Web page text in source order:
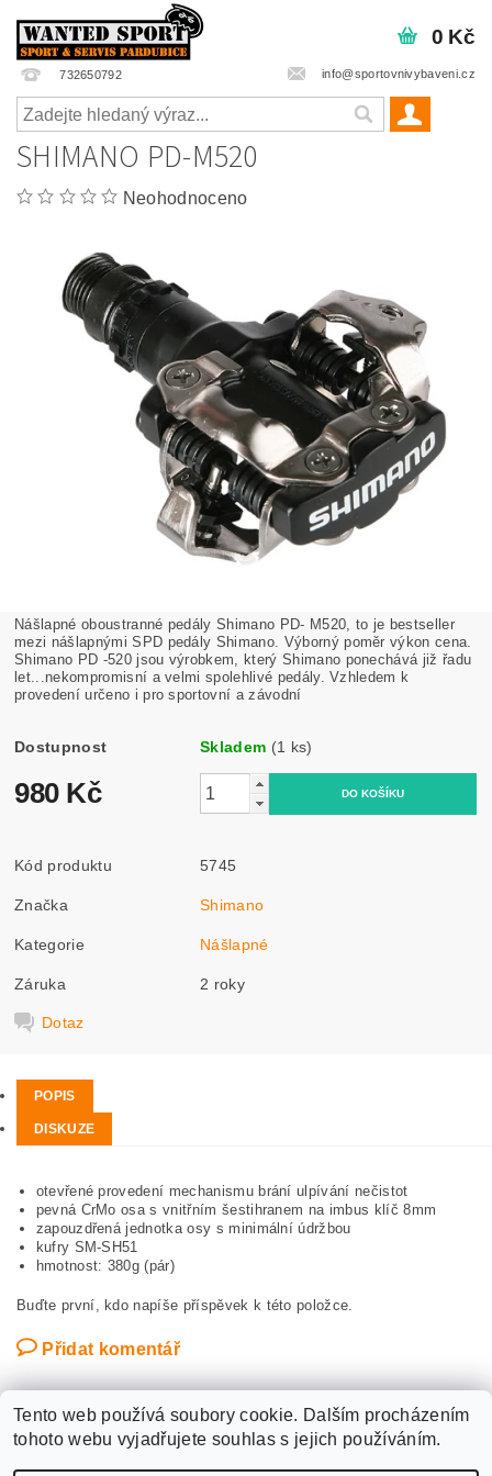
732650792 info@sportovnivybaveni.cz
0 Kč
SHIMANO PD-M520
Neohodnoceno
Nášlapné oboustranné pedály Shimano PD- M520, to je bestseller
mezi nášlapnými SPD pedály Shimano. Výborný poměr výkon cena.
Shimano PD -520 jsou výrobkem, který Shimano ponechává již řadu
let...nekompromisní a velmi spolehlivé pedály. Vzhledem k
provedení určeno i pro sportovní a závodní
Dostupnost Skladem (1 ks)
980 Kč
Kód produktu 5745
Značka Shimano
Kategorie Nášlapné
Záruka 2 roky
Dotaz
POPIS
DISKUZE
otevřené provedení mechanismu brání ulpívání nečistot
pevná CrMo osa s vnitřním šestihranem na imbus klíč 8mm
zapouzdřená jednotka osy s minimální údržbou
kufry SM-SH51
hmotnost: 380g (pár)
Buďte první, kdo napíše příspěvek k této položce.
Přidat komentář
Tento web používá soubory cookie. Dalším procházením
tohoto webu vyjadřujete souhlas s jejich používáním.